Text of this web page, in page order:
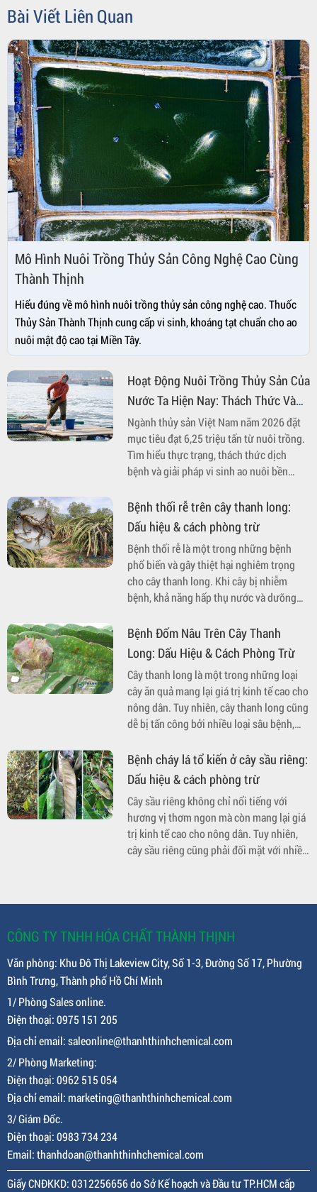
Bài Viết Liên Quan
Mô Hình Nuôi Trồng Thủy Sản Công Nghệ Cao Cùng
Thành Thịnh
Hiểu đúng về mô hình nuôi trồng thủy sản công nghệ cao. Thuốc
Thủy Sản Thành Thịnh cung cấp vi sinh, khoáng tạt chuẩn cho ao
nuôi mật độ cao tại Miền Tây.
Hoạt Động Nuôi Trồng Thủy Sản Của
Nước Ta Hiện Nay: Thách Thức Và
Giải Pháp Bền Vững
Ngành thủy sản Việt Nam năm 2026 đặt
mục tiêu đạt 6,25 triệu tấn từ nuôi trồng.
Tìm hiểu thực trạng, thách thức dịch
bệnh và giải pháp vi sinh ao nuôi bền
Bệnh thối rễ trên cây thanh long:
Dấu hiệu & cách phòng trừ
Bệnh thối rễ là một trong những bệnh
phổ biến và gây thiệt hại nghiêm trọng
cho cây thanh long. Khi cây bị nhiễm
bệnh, khả năng hấp thụ nước và dưỡng
phát triển kém và có thể chết cây nếu
không được điều trị kịp thời. Bài viết này
sẽ cung cấp thông tin chi tiết về dấu hiệu
nhận biết, nguyên nhân gây bệnh và các
biện pháp phòng trừ hiệu quả.
Bệnh Đốm Nâu Trên Cây Thanh
Long: Dấu Hiệu & Cách Phòng Trừ
Cây thanh long là một trong những loại
cây ăn quả mang lại giá trị kinh tế cao cho
nông dân. Tuy nhiên, cây thanh long cũng
dễ bị tấn công bởi nhiều loại sâu bệnh,
những bệnh phổ biến và nguy hiểm. Bệnh
không chỉ ảnh hưởng đến chất lượng quả,
mà còn làm giảm năng suất, gây thiệt hại
lớn về kinh tế. Bài viết dưới đây sẽ cung
cấp thông tin chi tiết về dấu hiệu nhận
biết và cách phòng trừ bệnh đốm nâu trên
cây thanh long để giúp nông dân quản lý
Bệnh cháy lá tổ kiến ở cây sầu riêng:
Dấu hiệu & cách phòng trừ
Cây sầu riêng không chỉ nổi tiếng với
hương vị thơm ngon mà còn mang lại giá
trị kinh tế cao cho nông dân. Tuy nhiên,
cây sầu riêng cũng phải đối mặt với nhiều
suất, chất lượng trái. Trong bài viết này,
chúng ta sẽ cùng tìm hiểu về dấu hiệu
nhận biết bệnh cháy lá tổ kiến và các biện
pháp phòng trừ hiệu quả.
CÔNG TY TNHH HÓA CHẤT THÀNH THỊNH
Văn phòng: Khu Đô Thị Lakeview City, Số 1-3, Đường Số 17, Phường
Bình Trưng, Thành phố Hồ Chí Minh
1/ Phòng Sales online.
Điện thoại: 0975 151 205
Địa chỉ email: saleonline@thanhthinhchemical.com
2/ Phòng Marketing:
Điện thoại: 0962 515 054
Địa chỉ email: marketing@thanhthinhchemical.com
3/ Giám Đốc.
Điện thoại: 0983 734 234
Email: thanhdoan@thanhthinhchemical.com
Giấy CNĐKKD: 0312256656 do Sở Kế hoạch và Đầu tư TP.HCM cấp